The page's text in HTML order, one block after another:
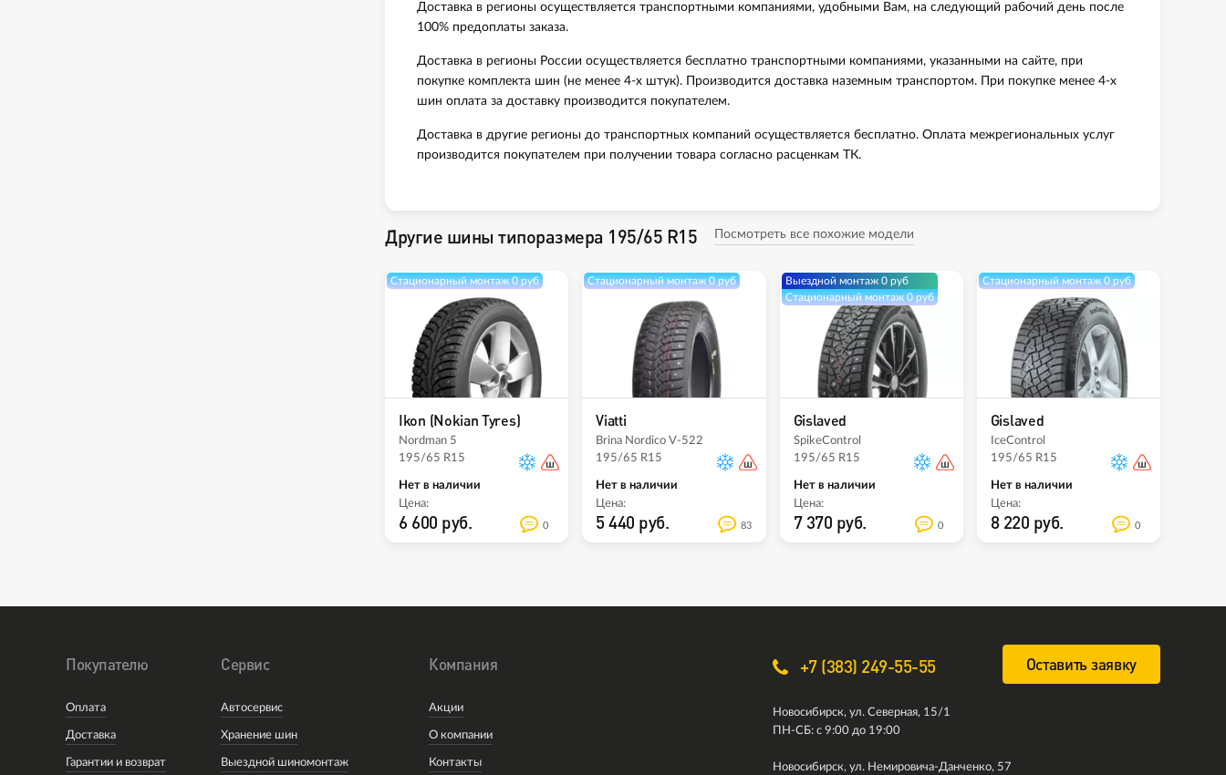
Доставка в регионы осуществляется транспортными компаниями, удобными Вам, на следующий рабочий день после
100% предоплаты заказа.
Доставка в регионы России осуществляется бесплатно транспортными компаниями, указанными на сайте, при
покупке комплекта шин (не менее 4-х штук). Производится доставка наземным транспортом. При покупке менее 4-х
шин оплата за доставку производится покупателем.
Доставка в другие регионы до транспортных компаний осуществляется бесплатно. Оплата межрегиональных услуг
производится покупателем при получении товара согласно расценкам ТК.
Другие шины типоразмера 195/65 R15 Посмотреть все похожие модели
Стационарный монтаж 0 руб
Ikon (Nokian Tyres)
Nordman 5
195/65 R15
Нет в наличии
Цена:
6 600 руб. 0
Стационарный монтаж 0 руб
Viatti
Brina Nordico V-522
195/65 R15
Нет в наличии
Цена:
5 440 руб. 83
Выездной монтаж 0 руб
Стационарный монтаж 0 руб
Gislaved
SpikeControl
195/65 R15
Нет в наличии
Цена:
7 370 руб. 0
Стационарный монтаж 0 руб
Gislaved
IceControl
195/65 R15
Нет в наличии
Цена:
8 220 руб. 0
Покупателю
Оплата
Доставка
Гарантии и возврат
Сервис
Автосервис
Хранение шин
Выездной шиномонтаж
Компания
Акции
О компании
Контакты
+7 (383) 249-55-55 Оставить заявку
Новосибирск, ул. Северная, 15/1
ПН-СБ: с 9:00 до 19:00
Новосибирск, ул. Немировича-Данченко, 57